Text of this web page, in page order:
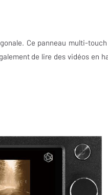
Ce panneau multi-touch
de lire des vidéos en